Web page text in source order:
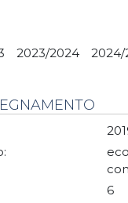
2023/2024 2024/
6